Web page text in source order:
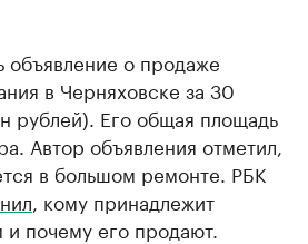
объявление о продаже
в Черняховске за 30
рублей). Его общая площадь
Автор объявления отметил,
в большом ремонте. РБК
, кому принадлежит
почему его продают.